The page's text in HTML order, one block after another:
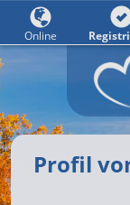
Profil
Online